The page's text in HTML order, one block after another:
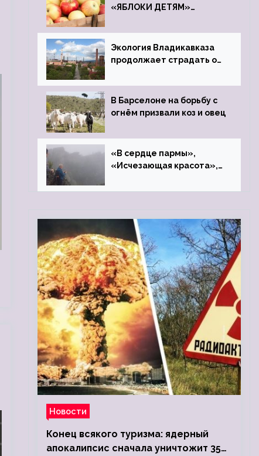
«ЯБЛОКИ ДЕТЯМ»
Экология Владикавказа
продолжает страдать от
завода
В Барселоне на борьбу с
огнём призвали коз и овец
«В сердце пармы»,
«Исчезающая красота»,
Новости
Конец всякого туризма: ядерный
апокалипсис сначала уничтожит 350